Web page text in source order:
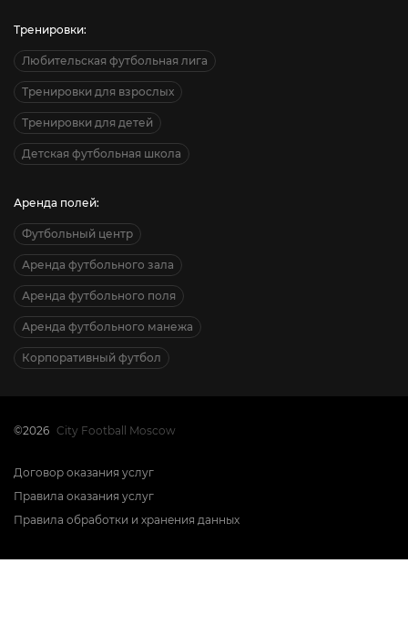
Тренировки:
Любительская футбольная лига
Тренировки для взрослых
Тренировки для детей
Детская футбольная школа
Аренда полей:
Футбольный центр
Аренда футбольного зала
Аренда футбольного поля
Аренда футбольного манежа
Корпоративный футбол
©2026 City Football Moscow
Договор оказания услуг
Правила оказания услуг
Правила обработки и хранения данных